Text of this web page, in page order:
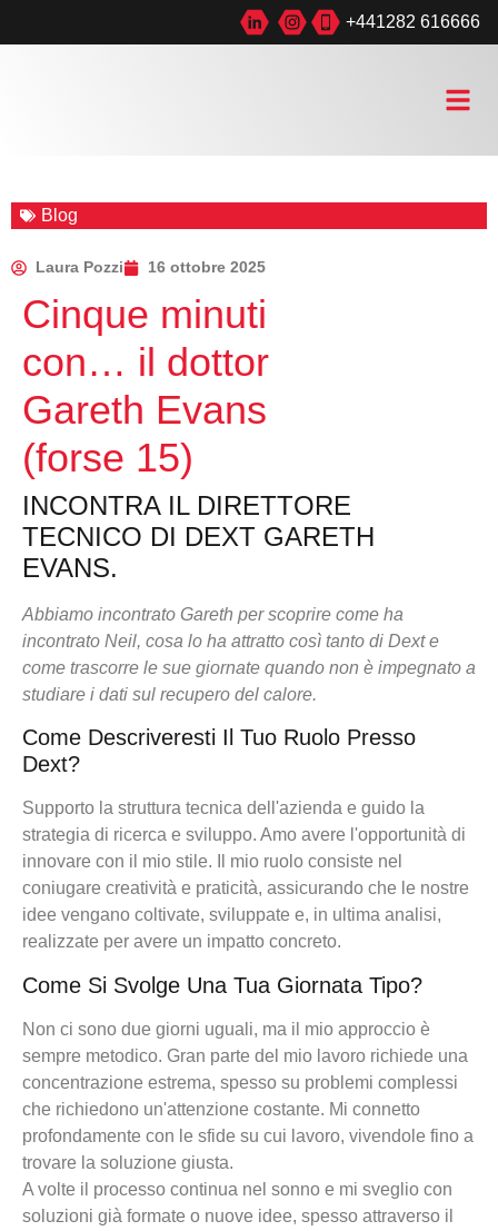
+441282 616666
Blog
Laura Pozzi 16 ottobre 2025
Cinque minuti
con… il dottor
Gareth Evans
(forse 15)
INCONTRA IL DIRETTORE
TECNICO DI DEXT GARETH
EVANS.
Abbiamo incontrato Gareth per scoprire come ha
incontrato Neil, cosa lo ha attratto così tanto di Dext e
come trascorre le sue giornate quando non è impegnato a
studiare i dati sul recupero del calore.
Come Descriveresti Il Tuo Ruolo Presso
Dext?
Supporto la struttura tecnica dell'azienda e guido la
strategia di ricerca e sviluppo. Amo avere l'opportunità di
innovare con il mio stile. Il mio ruolo consiste nel
coniugare creatività e praticità, assicurando che le nostre
idee vengano coltivate, sviluppate e, in ultima analisi,
realizzate per avere un impatto concreto.
Come Si Svolge Una Tua Giornata Tipo?
Non ci sono due giorni uguali, ma il mio approccio è
sempre metodico. Gran parte del mio lavoro richiede una
concentrazione estrema, spesso su problemi complessi
che richiedono un'attenzione costante. Mi connetto
profondamente con le sfide su cui lavoro, vivendole fino a
trovare la soluzione giusta.
A volte il processo continua nel sonno e mi sveglio con
soluzioni già formate o nuove idee, spesso attraverso il